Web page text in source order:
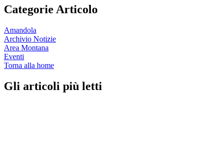
Categorie Articolo
Amandola
Archivio Notizie
Area Montana
Eventi
Torna alla home
Gli articoli più letti